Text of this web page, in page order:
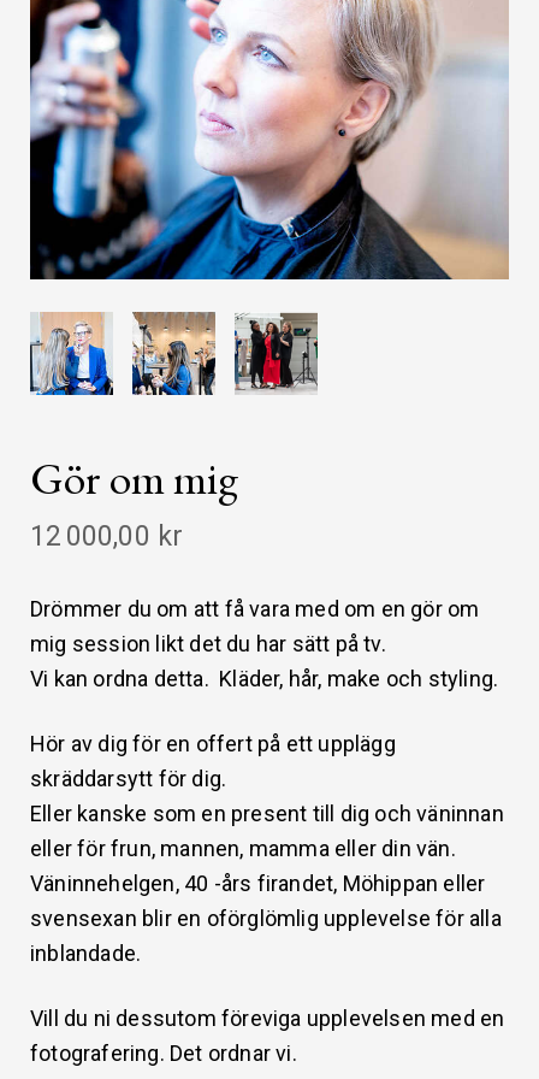
Gör om mig
12 000,00 kr
Drömmer du om att få vara med om en gör om
mig session likt det du har sätt på tv.
Vi kan ordna detta. Kläder, hår, make och styling.
Hör av dig för en offert på ett upplägg
skräddarsytt för dig.
Eller kanske som en present till dig och väninnan
eller för frun, mannen, mamma eller din vän.
Väninnehelgen, 40 -års firandet, Möhippan eller
svensexan blir en oförglömlig upplevelse för alla
inblandade.
Vill du ni dessutom föreviga upplevelsen med en
fotografering. Det ordnar vi.